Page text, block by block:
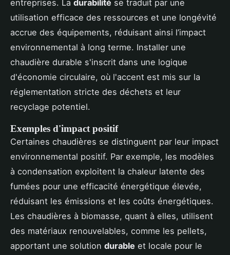
entreprises. La durabilité se traduit par une
utilisation efficace des ressources et une longévité
accrue des équipements, réduisant ainsi l’impact
environnemental à long terme. Installer une
chaudière durable s'inscrit dans une logique
d'économie circulaire, où l'accent est mis sur la
réglementation stricte des déchets et leur
recyclage potentiel.
Exemples d'impact positif
Certaines chaudières se distinguent par leur impact
environnemental positif. Par exemple, les modèles
à condensation exploitent la chaleur latente des
fumées pour une efficacité énergétique élevée,
réduisant les émissions et les coûts énergétiques.
Les chaudières à biomasse, quant à elles, utilisent
des matériaux renouvelables, comme les pellets,
apportant une solution durable et locale pour le